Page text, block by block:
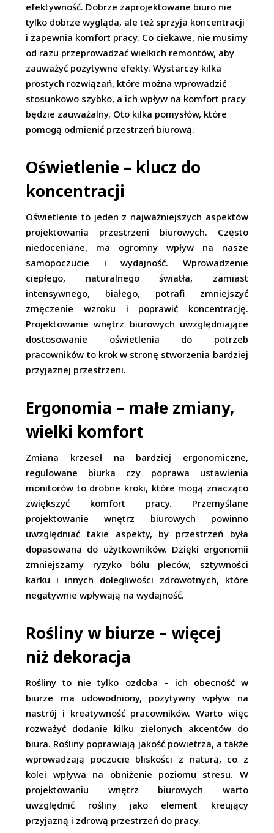
efektywność. Dobrze zaprojektowane biuro nie
tylko dobrze wygląda, ale też sprzyja koncentracji
i zapewnia komfort pracy. Co ciekawe, nie musimy
od razu przeprowadzać wielkich remontów, aby
zauważyć pozytywne efekty. Wystarczy kilka
prostych rozwiązań, które można wprowadzić
stosunkowo szybko, a ich wpływ na komfort pracy
będzie zauważalny. Oto kilka pomysłów, które
pomogą odmienić przestrzeń biurową.
Oświetlenie – klucz do
koncentracji
Oświetlenie to jeden z najważniejszych aspektów
projektowania przestrzeni biurowych. Często
niedoceniane, ma ogromny wpływ na nasze
samopoczucie i wydajność. Wprowadzenie
ciepłego, naturalnego światła, zamiast
intensywnego, białego, potrafi zmniejszyć
zmęczenie wzroku i poprawić koncentrację.
Projektowanie wnętrz biurowych uwzględniające
dostosowanie oświetlenia do potrzeb
pracowników to krok w stronę stworzenia bardziej
przyjaznej przestrzeni.
Ergonomia – małe zmiany,
wielki komfort
Zmiana krzeseł na bardziej ergonomiczne,
regulowane biurka czy poprawa ustawienia
monitorów to drobne kroki, które mogą znacząco
zwiększyć komfort pracy. Przemyślane
projektowanie wnętrz biurowych powinno
uwzględniać takie aspekty, by przestrzeń była
dopasowana do użytkowników. Dzięki ergonomii
zmniejszamy ryzyko bólu pleców, sztywności
karku i innych dolegliwości zdrowotnych, które
negatywnie wpływają na wydajność.
Rośliny w biurze – więcej
niż dekoracja
Rośliny to nie tylko ozdoba – ich obecność w
biurze ma udowodniony, pozytywny wpływ na
nastrój i kreatywność pracowników. Warto więc
rozważyć dodanie kilku zielonych akcentów do
biura. Rośliny poprawiają jakość powietrza, a także
wprowadzają poczucie bliskości z naturą, co z
kolei wpływa na obniżenie poziomu stresu. W
projektowaniu wnętrz biurowych warto
uwzględnić rośliny jako element kreujący
przyjazną i zdrową przestrzeń do pracy.